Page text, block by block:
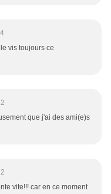
vis toujours ce
que j'ai des ami(e)s
vite!!! car en ce moment